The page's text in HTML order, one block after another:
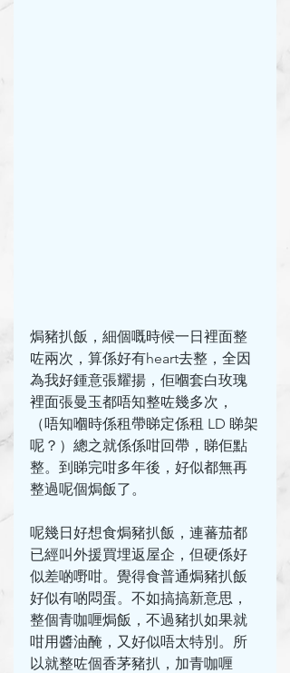
焗豬扒飯，細個嘅時候一日裡面整
咗兩次，算係好有heart去整，全因
為我好鍾意張耀揚，佢嗰套白玫瑰
裡面張曼玉都唔知整咗幾多次，
（唔知嗰時係租帶睇定係租 LD 睇架
呢？）總之就係係咁回帶，睇佢點
整。到睇完咁多年後，好似都無再
整過呢個焗飯了。
呢幾日好想食焗豬扒飯，連蕃茄都
已經叫外援買埋返屋企，但硬係好
似差啲嘢咁。覺得食普通焗豬扒飯
好似有啲悶蛋。不如搞搞新意思，
整個青咖喱焗飯，不過豬扒如果就
咁用醬油醃，又好似唔太特別。所
以就整咗個香茅豬扒，加青咖喱